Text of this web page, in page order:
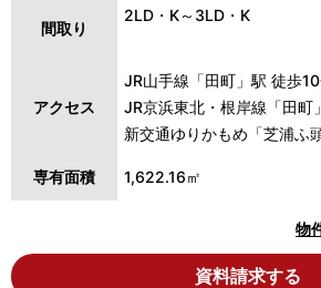
間取り
2LD・K～3LD・K
アクセス
JR山手線「田町」駅 徒歩
JR京浜東北・根岸線「田町
新交通ゆりかもめ「芝浦ふ
専有面積 1,622.16㎡
物
資料請求する